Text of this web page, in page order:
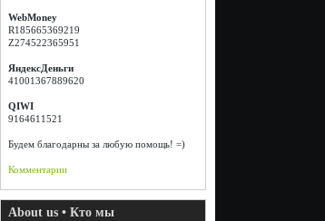
WebMoney
R185665369219
Z274522365951
ЯндексДеньги
41001367889620
QIWI
9164611521
Будем благодарны за любую помощь! =)
Комментарии
About us • Кто мы